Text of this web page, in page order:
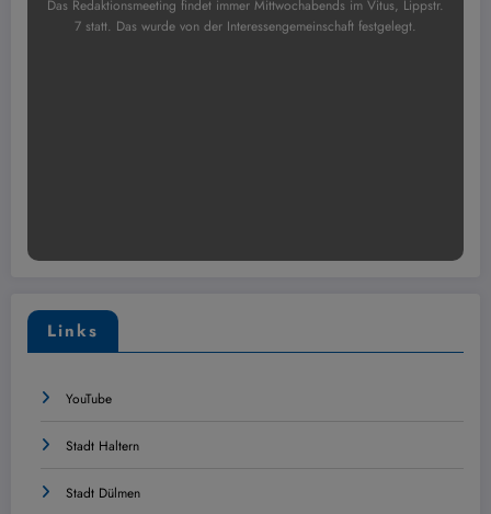
Das Redaktionsmeeting findet immer Mittwochabends im Vitus, Lippstr.
7 statt. Das wurde von der Interessengemeinschaft festgelegt.
Links
YouTube
Stadt Haltern
Stadt Dülmen